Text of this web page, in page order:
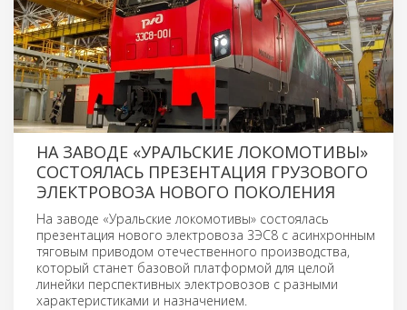
НА ЗАВОДЕ «УРАЛЬСКИЕ ЛОКОМОТИВЫ»
СОСТОЯЛАСЬ ПРЕЗЕНТАЦИЯ ГРУЗОВОГО
ЭЛЕКТРОВОЗА НОВОГО ПОКОЛЕНИЯ
На заводе «Уральские локомотивы» состоялась
презентация нового электровоза 3ЭС8 с асинхронным
тяговым приводом отечественного производства,
который станет базовой платформой для целой
линейки перспективных электровозов с разными
характеристиками и назначением.